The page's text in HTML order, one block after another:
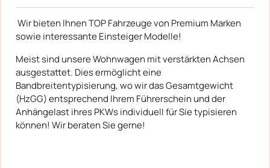
Wir bieten Ihnen TOP Fahrzeuge von Premium Marken
sowie interessante Einsteiger Modelle!
Meist sind unsere Wohnwagen mit verstärkten Achsen
ausgestattet. Dies ermöglicht eine
Bandbreitentypisierung, wo wir das Gesamtgewicht
(HzGG) entsprechend Ihrem Führerschein und der
Anhängelast ihres PKWs individuell für Sie typisieren
können! Wir beraten Sie gerne!